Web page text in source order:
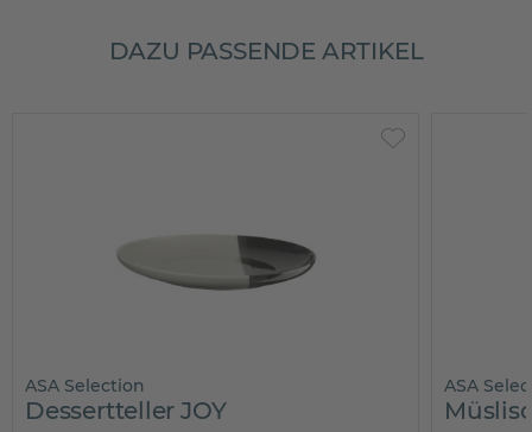
DAZU PASSENDE ARTIKEL
ASA Selection
Dessertteller JOY
ASA